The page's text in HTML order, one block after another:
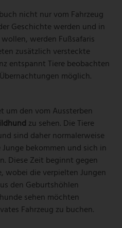
nicht nur vom Fahrzeug
Geschichte werden und in
werden Fußsafaris
zusätzlich versteckte
entspannt Tiere beobachten
möglich.
um den vom Aussterben
zu sehen. Die Tiere
sind daher normalerweise
bekommen und sich in
Diese Zeit beginnt gegen
wobei die verpielten Jungen
den Geburtshöhlen
sehen möchten
Fahrzeug zu buchen.